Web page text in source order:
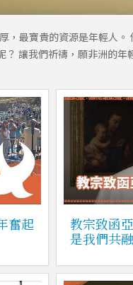
，最寶貴的資源是年輕人
讓我們祈禱，願非洲的
奮起
教宗致函
是我們共